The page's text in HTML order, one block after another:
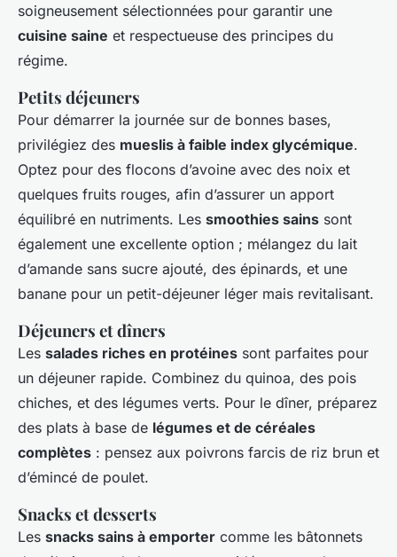
soigneusement sélectionnées pour garantir une
cuisine saine et respectueuse des principes du
régime.
Petits déjeuners
Pour démarrer la journée sur de bonnes bases,
privilégiez des mueslis à faible index glycémique.
Optez pour des flocons d’avoine avec des noix et
quelques fruits rouges, afin d’assurer un apport
équilibré en nutriments. Les smoothies sains sont
également une excellente option ; mélangez du lait
d’amande sans sucre ajouté, des épinards, et une
banane pour un petit-déjeuner léger mais revitalisant.
Déjeuners et dîners
Les salades riches en protéines sont parfaites pour
un déjeuner rapide. Combinez du quinoa, des pois
chiches, et des légumes verts. Pour le dîner, préparez
des plats à base de légumes et de céréales
complètes : pensez aux poivrons farcis de riz brun et
d’émincé de poulet.
Snacks et desserts
Les snacks sains à emporter comme les bâtonnets